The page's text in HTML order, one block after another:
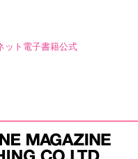
ット電子書籍公式